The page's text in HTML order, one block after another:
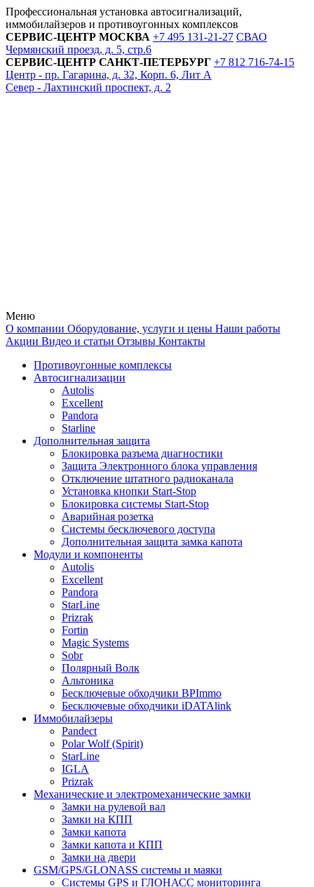
Профессиональная установка автосигнализаций,
иммобилайзеров и противоугонных комплексов
СЕРВИС-ЦЕНТР МОСКВА +7 495 131-21-27 СВАО
Чермянский проезд, д. 5, стр.6
СЕРВИС-ЦЕНТР САНКТ-ПЕТЕРБУРГ +7 812 716-74-15
Центр - пр. Гагарина, д. 32, Корп. 6, Лит А
Север - Лахтинский проспект, д. 2
Меню
О компании Оборудование, услуги и цены Наши работы
Акции Видео и статьи Отзывы Контакты
Противоугонные комплексы
Автосигнализации
Autolis
Excellent
Pandora
Starline
Дополнительная защита
Блокировка разъема диагностики
Защита Электронного блока управления
Отключение штатного радиоканала
Установка кнопки Start-Stop
Блокировка системы Start-Stop
Аварийная розетка
Системы бесключевого доступа
Дополнительная защита замка капота
Модули и компоненты
Autolis
Excellent
Pandora
StarLine
Prizrak
Fortin
Magic Systems
Sobr
Полярный Волк
Альтоника
Бесключевые обходчики BPImmo
Бесключевые обходчики iDATAlink
Иммобилайзеры
Pandect
Polar Wolf (Spirit)
StarLine
IGLA
Prizrak
Механические и электромеханические замки
Замки на рулевой вал
Замки на КПП
Замки капота
Замки капота и КПП
Замки на двери
GSM/GPS/GLONASS системы и маяки
Системы GPS и ГЛОНАСС мониторинга